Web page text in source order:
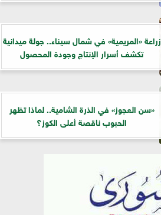
زراعة «المريمية» في شمال سيناء.. جولة ميدانية
تكشف أسرار الإنتاج وجودة المحصول
«سن العجوز» في الذرة الشامية.. لماذا تظهر
الحبوب ناقصة أعلى الكوز؟